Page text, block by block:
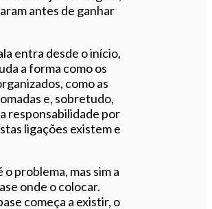
antes de ganhar
entra desde o início,
a forma como os
como as
e, sobretudo,
responsabilidade por
ligações existem e
o problema, mas sim a
onde o colocar.
começa a existir, o